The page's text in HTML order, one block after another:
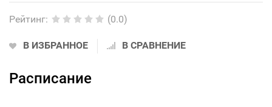
Рейтинг: (0.0)
В ИЗБРАННОЕ В СРАВНЕНИЕ
Расписание